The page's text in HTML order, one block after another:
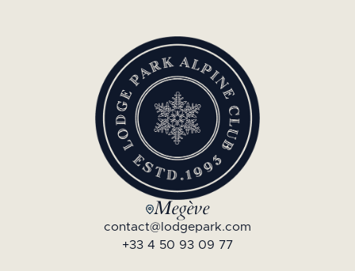
Megève
contact@lodgepark.com
+33 4 50 93 09 77